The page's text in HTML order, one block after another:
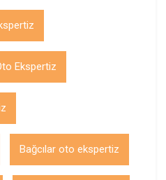
Ekspertiz
Bağcılar oto ekspertiz